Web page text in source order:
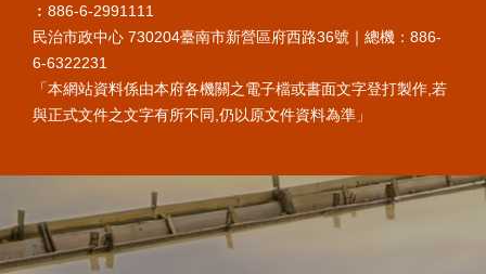
︰886-6-2991111
民治市政中心 730204臺南市新營區府西路36號｜總機：886-
6-6322231
「本網站資料係由本府各機關之電子檔或書面文字登打製作,若
與正式文件之文字有所不同,仍以原文件資料為準」